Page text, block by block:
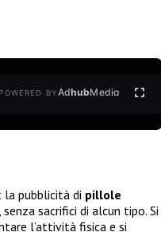
POWERED BYAdhubMedia
la pubblicità di pillole
sacrifici di alcun tipo. Si
l’attività fisica e si